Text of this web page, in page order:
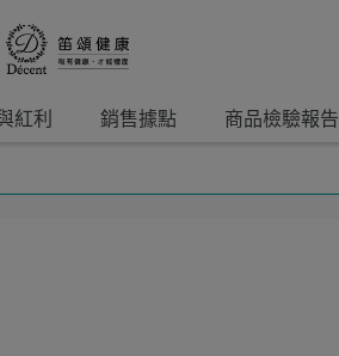
紅利 銷售據點 商品檢驗報告